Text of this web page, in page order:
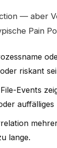
— aber
Pain
riskant
File-Events
auffälliges
lange.